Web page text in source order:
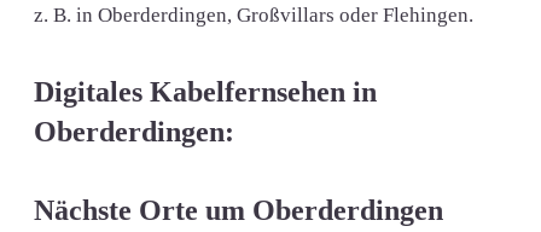
z. B. in Oberderdingen, Großvillars oder Flehingen.
Digitales Kabelfernsehen in
Oberderdingen:
Nächste Orte um Oberderdingen